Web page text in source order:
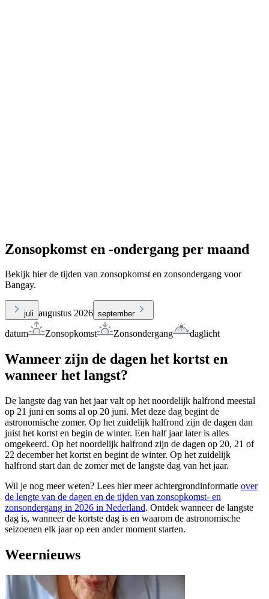
Zonsopkomst en -ondergang per maand
Bekijk hier de tijden van zonsopkomst en zonsondergang voor
Bangay.
juli augustus 2026 september
datum Zonsopkomst Zonsondergang daglicht
Wanneer zijn de dagen het kortst en
wanneer het langst?
De langste dag van het jaar valt op het noordelijk halfrond meestal
op 21 juni en soms al op 20 juni. Met deze dag begint de
astronomische zomer. Op het zuidelijk halfrond zijn de dagen dan
juist het kortst en begin de winter. Een half jaar later is alles
omgekeerd. Op het noordelijk halfrond zijn de dagen op 20, 21 of
22 december het kortst en begint de winter. Op het zuidelijk
halfrond start dan de zomer met de langste dag van het jaar.
Wil je nog meer weten? Lees hier meer achtergrondinformatie over
de lengte van de dagen en de tijden van zonsopkomst- en
zonsondergang in 2026 in Nederland. Ontdek wanneer de langste
dag is, wanneer de kortste dag is en waarom de astronomische
seizoenen elk jaar op een ander moment starten.
Weernieuws